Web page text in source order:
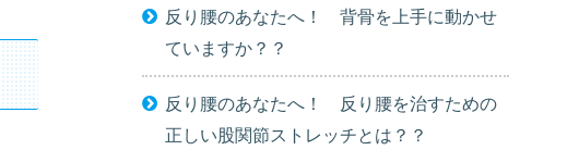
反り腰のあなたへ！ 背骨を上手に動かせ
ていますか？？
反り腰のあなたへ！ 反り腰を治すための
正しい股関節ストレッチとは？？